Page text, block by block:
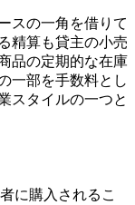
スの一角を借りて
精算も貸主の小売
品の定期的な在庫
一部を手数料とし
スタイルの一つと
に購入されるこ